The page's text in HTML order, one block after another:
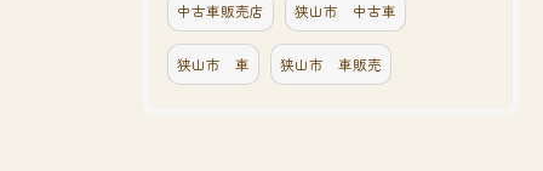
中古車販売店 狭山市 中古車
狭山市 車 狭山市 車販売